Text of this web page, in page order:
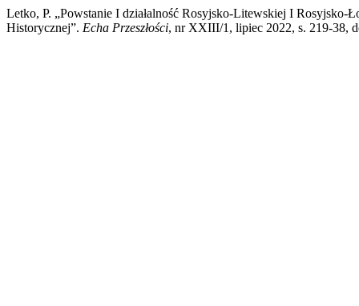
Letko, P. „Powstanie I działalność Rosyjsko-Litewskiej I
Historycznej”. Echa Przeszłości, nr XXIII/1, lipiec 2022, s. 219-38,